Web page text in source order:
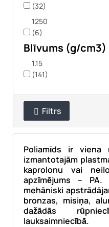
(32)
1250
(6)
Blīvums (g/cm3)
1.15
(141)
 Filtrs
Poliamīds ir viena
izmantotajām
kaprolonu vai
apzīmējums –
mehāniski
bronzas, misiņa,
dažādās
lauksaimniecībā.